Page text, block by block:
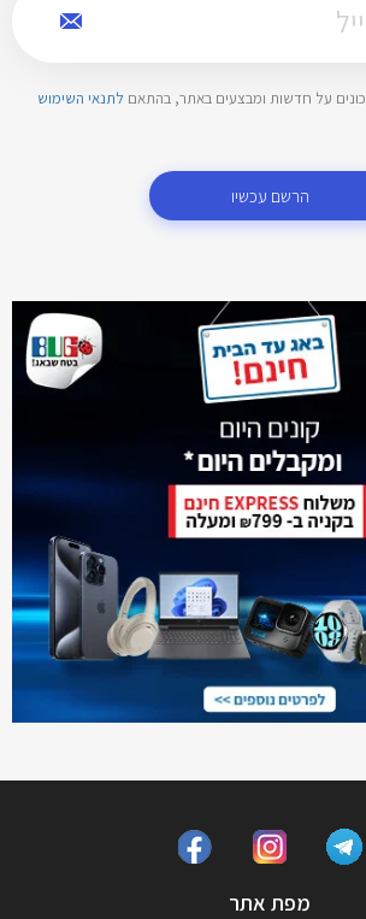
על חדשות ומבצעים באתר, בהתאם לתנאי השימוש
הרשם עכשיו
מפת אתר